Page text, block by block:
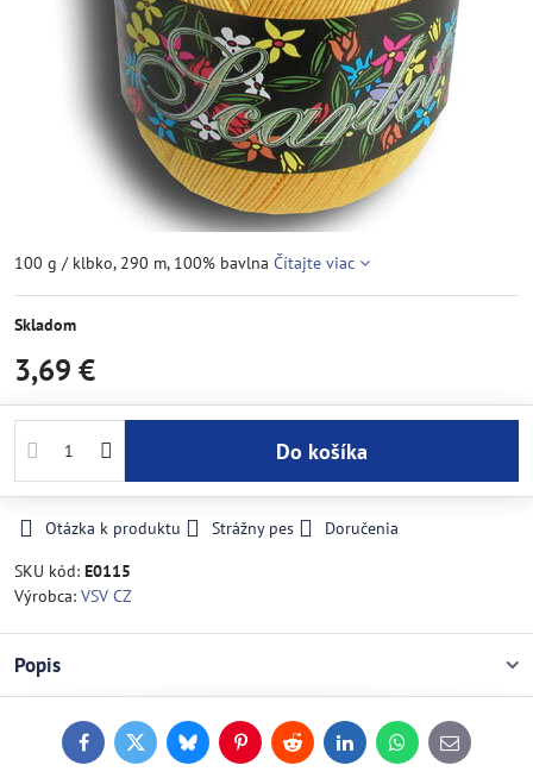
100 g / klbko, 290 m, 100% bavlna Čítajte viac
Skladom
3,69 €
Do košíka
Otázka k produktu Strážny pes
Doručenia
SKU kód: E0115
Výrobca: VSV CZ
Popis
FacebookTwitterBlueskyPinterestReddit LinkedInWhatsApp
E-
mail